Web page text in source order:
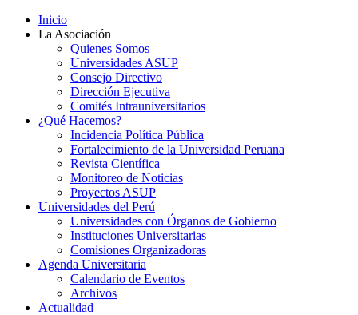
Inicio
La Asociación
Quienes Somos
Universidades ASUP
Consejo Directivo
Dirección Ejecutiva
Comités Intrauniversitarios
¿Qué Hacemos?
Incidencia Política Pública
Fortalecimiento de la Universidad Peruana
Revista Científica
Monitoreo de Noticias
Proyectos ASUP
Universidades del Perú
Universidades con Órganos de Gobierno
Instituciones Universitarias
Comisiones Organizadoras
Agenda Universitaria
Calendario de Eventos
Archivos
Actualidad